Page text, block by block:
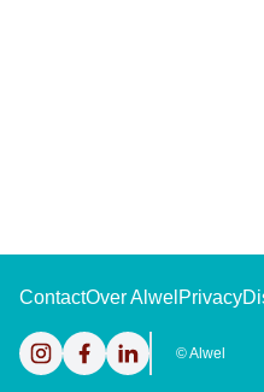
ContactOver Alwel Privacy
Instagram
FacebookLinkedIn
©Alwel